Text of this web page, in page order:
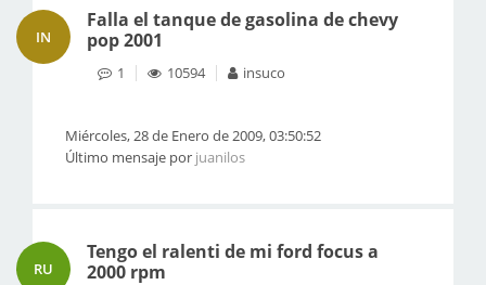
IN
Falla el tanque de gasolina de chevy
pop 2001
1 10594 insuco
Miércoles, 28 de Enero de 2009, 03:50:52
Último mensaje por juanilos
RU
Tengo el ralenti de mi ford focus a
2000 rpm